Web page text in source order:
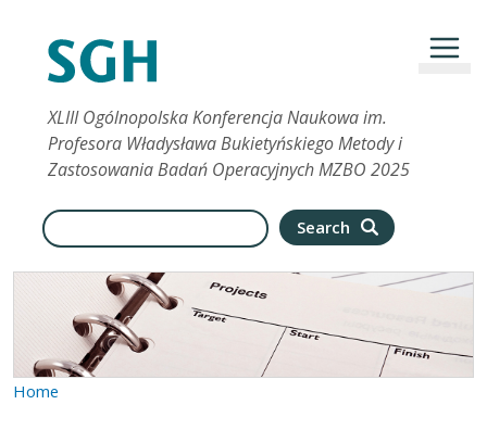
XLIII Ogólnopolska Konferencja Naukowa im.
Profesora Władysława Bukietyńskiego Metody i
Zastosowania Badań Operacyjnych MZBO 2025
Search Search
Home